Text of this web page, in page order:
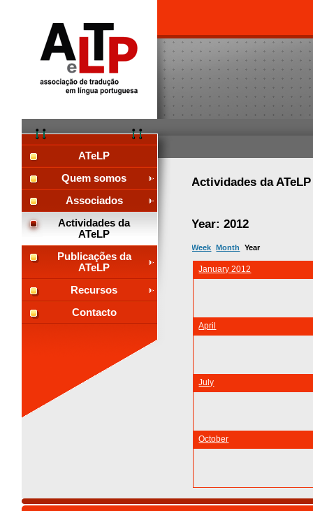
ATeLP
Quem somos
Associados
Actividades da
ATeLP
Publicações da
ATeLP
Recursos
Contacto
Actividades da
Year: 2012
Week Month Year
January 2012
April
July
October